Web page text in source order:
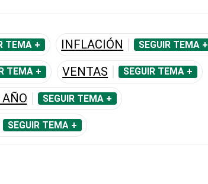
TEMA + INFLACIÓN SEGUIR TEMA +
TEMA + VENTAS SEGUIR TEMA +
SEGUIR TEMA +
SEGUIR TEMA +